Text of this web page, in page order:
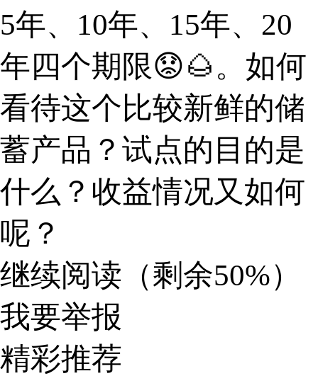
5年、10年、15年、20
年四个期限😟🌰。如何
看待这个比较新鲜的储
蓄产品？试点的目的是
什么？收益情况又如何
呢？
继续阅读（剩余50%）
我要举报
精彩推荐